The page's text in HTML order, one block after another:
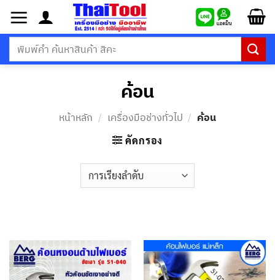
ยัง
เนื้อหา
ค้นหา:
ค้อน
หน้าหลัก / เครื่องมือช่างทั่วไป / ค้อน
คัดกรอง